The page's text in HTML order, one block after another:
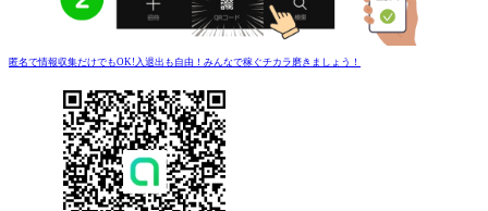
匿名で情報収集だけでもOK!入退出も自由！みんなで稼ぐチカラ磨きましょう！